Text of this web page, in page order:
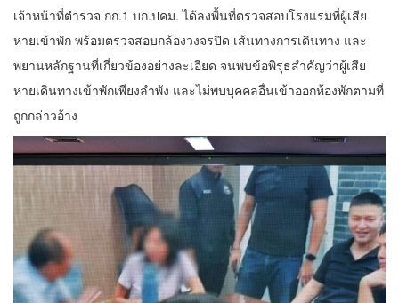
เจ้าหน้าที่ตำรวจ กก.1 บก.ปคม. ได้ลงพื้นที่ตรวจสอบโรงแรมที่ผู้เสีย
หายเข้าพัก พร้อมตรวจสอบกล้องวงจรปิด เส้นทางการเดินทาง และ
พยานหลักฐานที่เกี่ยวข้องอย่างละเอียด จนพบข้อพิรุธสำคัญว่าผู้เสีย
หายเดินทางเข้าพักเพียงลำพัง และไม่พบบุคคลอื่นเข้าออกห้องพักตามที่
ถูกกล่าวอ้าง